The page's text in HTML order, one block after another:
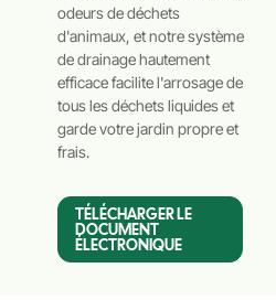
odeurs de déchets
d'animaux, et notre système
de drainage hautement
efficace facilite l'arrosage de
tous les déchets liquides et
garde votre jardin propre et
frais.
TÉLÉCHARGER LE
DOCUMENT
ÉLECTRONIQUE